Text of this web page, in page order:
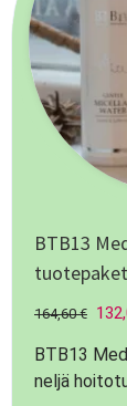
BTB13
164,60€
BTB13
neljä